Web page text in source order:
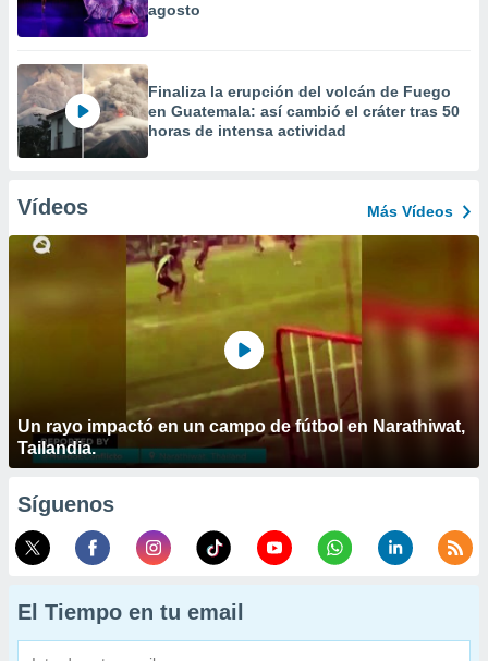
agosto
Finaliza la erupción del volcán de Fuego
en Guatemala: así cambió el cráter tras 50
horas de intensa actividad
Vídeos Más Vídeos
Un rayo impactó en un campo de fútbol en Narathiwat,
Tailandia.
Síguenos
El Tiempo en tu email